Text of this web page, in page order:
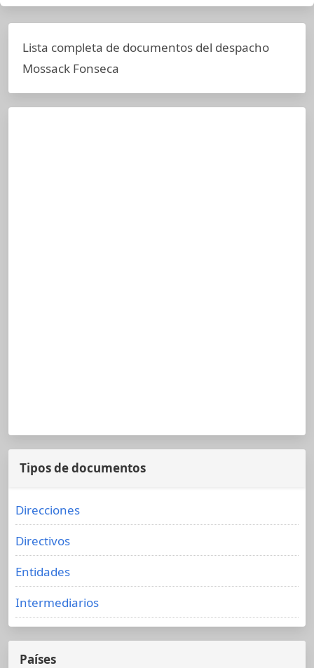
Lista completa de documentos del despacho
Mossack Fonseca
Tipos de documentos
Direcciones
Directivos
Entidades
Intermediarios
Países